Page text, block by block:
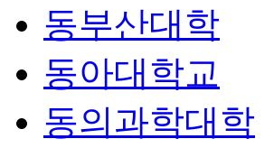
동부산대학
동아대학교
동의과학대학